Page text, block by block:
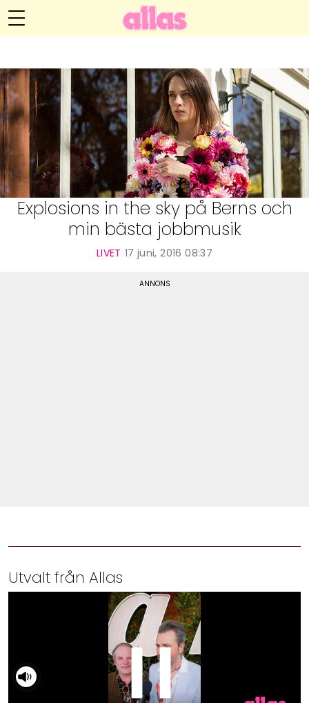
Hälsa
Relationer
Handarbete
Anna María Larssons blogg
Hem
Om Anna María
Kategorier
Arkiv
Kontakt
Explosions in the sky på Berns och
min bästa jobbmusik
LIVET 17 juni, 2016 08:37
Utvalt från Allas